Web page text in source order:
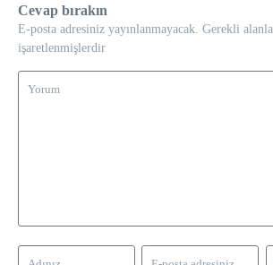
Cevap bırakın
E-posta adresiniz yayınlanmayacak. Gerekli
işaretlenmişlerdir